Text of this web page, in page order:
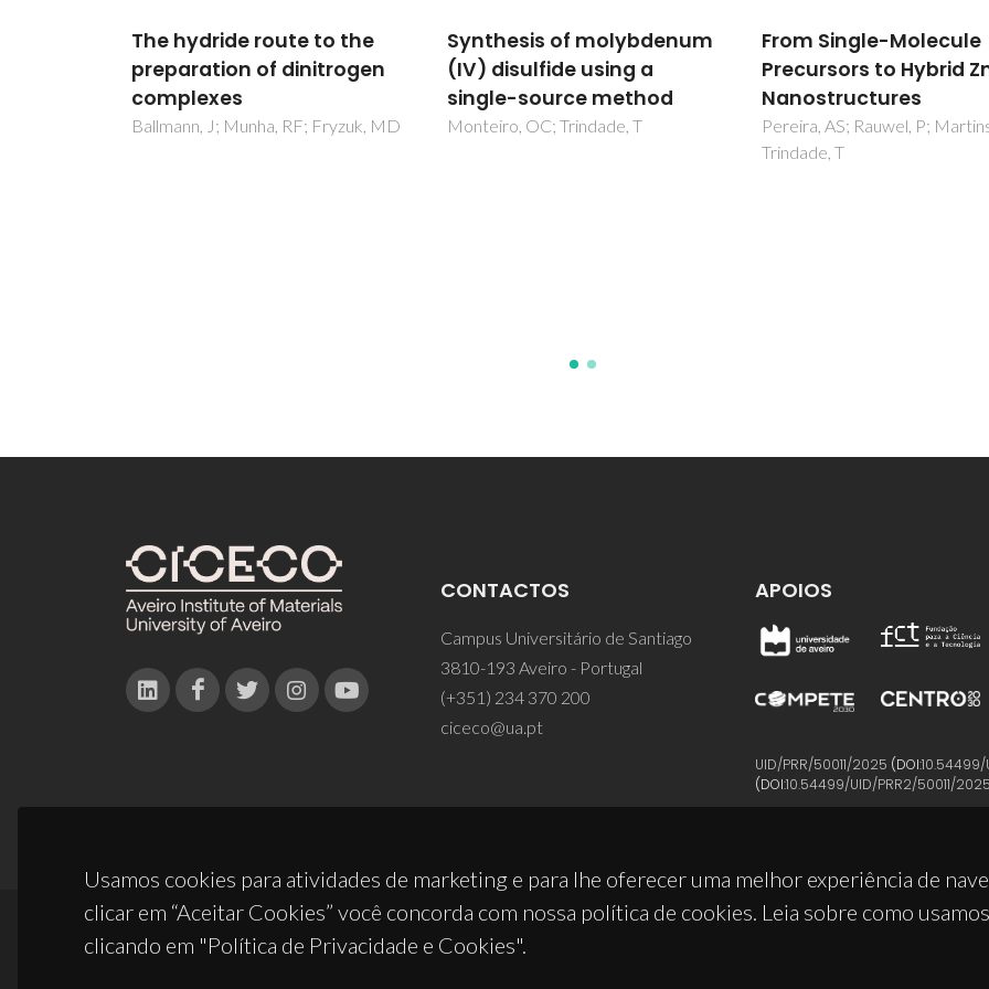
Synthesis of molybdenum
(IV) disulfide using a
single-source method
Monteiro, OC; Trindade, T
From Single-Molecule
Precursors to Hybrid ZnS
Nanostructures
Pereira, AS; Rauwel, P; Martins, MA;
Synthesis,
characterisation and
luminescent
lanthanide-organic
polymers with picolinic
Usamos cookies para atividades de marketing e para lhe oferecer uma melhor experiência de
clicar em “Aceitar Cookies” você concorda com nossa política de cookies. Leia sobre como
clicando em "Política de Privacidade e Cookies".
CONTACTOS
Campus Universitário de Santiago
3810-193 Aveiro - Portugal
(+351) 234 370 200
ciceco@ua.pt
APOIOS
UID/PRR/50011/2025 (DOI:10.54499/
(DOI:10.54499/UID/PRR2/50011/2025